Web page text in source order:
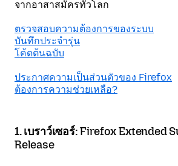
จากอาสาสมัครทั่วโลก
ตรวจสอบความต้องการของระบบ
บันทึกประจำรุ่น
โค้ดต้นฉบับ
ประกาศความเป็นส่วนตัวของ Firefox
ต้องการความช่วยเหลือ?
1. เบราว์เซอร์:Firefox Extended
Release